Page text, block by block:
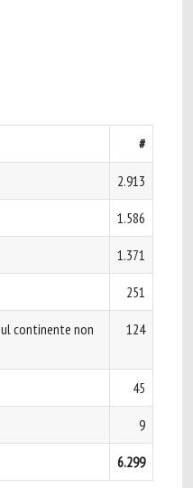
#
2.913
1.586
1.371
251
continente non
124
45
9
6.299